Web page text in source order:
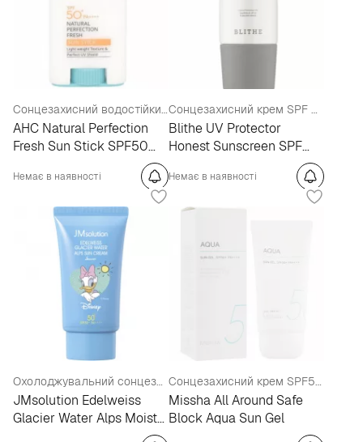
Сонцезахисний водостійкий стік
AHC Natural Perfection
Fresh Sun Stick SPF50
Немає в наявності
Сонцезахисний крем SPF 50+
Blithe UV Protector
Honest Sunscreen SPF
Немає в наявності
Охолоджувальний сонцезахисний крем
JMsolution Edelweiss
Glacier Water Alps Moist
Sun Сream Snow x Disney
Сонцезахисний крем SPF50+/PA+++
Missha All Around Safe
Block Aqua Sun Gel